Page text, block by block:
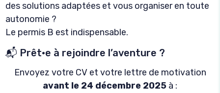
des solutions adaptées et vous organiser en toute
autonomie ?
Le permis B est indispensable.
📬 Prêt·e à rejoindre l’aventure ?
Envoyez votre CV et votre lettre de motivation
avant le 24 décembre 2025 à :